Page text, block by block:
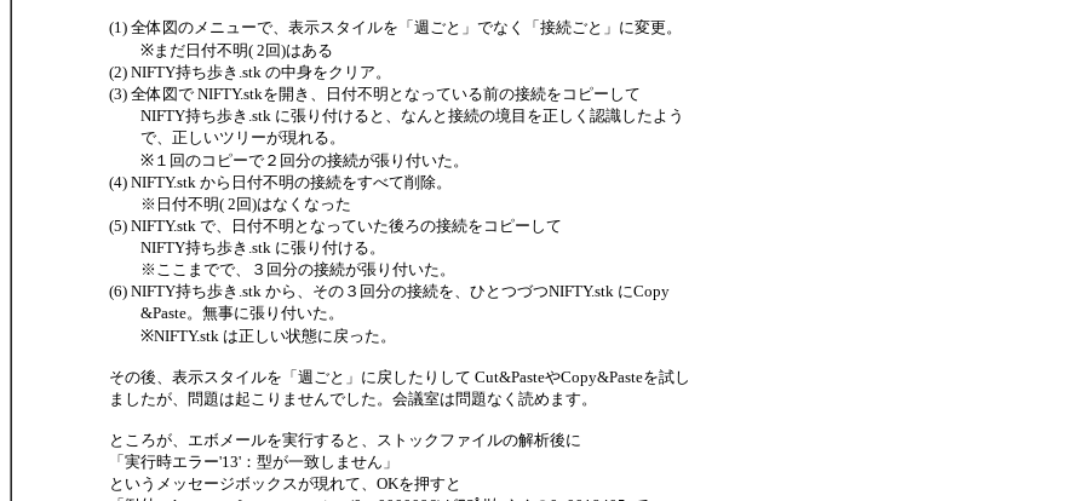
(1) 全体図のメニューで、表示スタイルを「週ごと」でなく「接続ごと」に変更。
※まだ日付不明( 2回)はある
(2) NIFTY持ち歩き.stk の中身をクリア。
(3) 全体図で NIFTY.stkを開き、日付不明となっている前の接続をコピーして
NIFTY持ち歩き.stk に張り付けると、なんと接続の境目を正しく認識したよう
で、正しいツリーが現れる。
※１回のコピーで２回分の接続が張り付いた。
(4) NIFTY.stk から日付不明の接続をすべて削除。
※日付不明( 2回)はなくなった
(5) NIFTY.stk で、日付不明となっていた後ろの接続をコピーして
NIFTY持ち歩き.stk に張り付ける。
※ここまでで、３回分の接続が張り付いた。
(6) NIFTY持ち歩き.stk から、その３回分の接続を、ひとつづつNIFTY.stk にCopy
&Paste。無事に張り付いた。
※NIFTY.stk は正しい状態に戻った。
その後、表示スタイルを「週ごと」に戻したりして Cut&PasteやCopy&Pasteを試し
ましたが、問題は起こりませんでした。会議室は問題なく読めます。
ところが、エボメールを実行すると、ストックファイルの解析後に
「実行時エラー'13'：型が一致しません」
というメッセージボックスが現れて、OKを押すと